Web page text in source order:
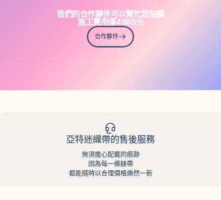
我們的合作夥伴可以幫忙您貼膜
施工費用僅4980元
合作夥伴
亞特迷織帶的售後服務
無須擔心配戴的痕跡
因為每一條錶帶
都能隨時以合理價格煥然一新